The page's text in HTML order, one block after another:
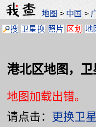
地图 > 中国 >
搜 卫星换 照片 区划 地
港北区地图，
地图加载出错。
请点击： 更换卫